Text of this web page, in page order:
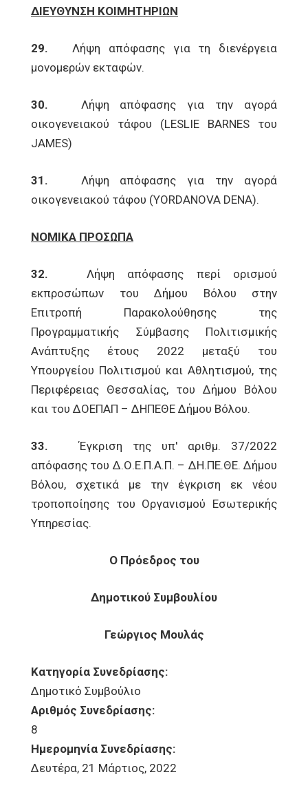
ΔΙΕΥΘΥΝΣΗ ΚΟΙΜΗΤΗΡΙΩΝ
29.
Λήψη απόφασης για τη διενέργεια
μονομερών εκταφών.
30. Λήψη απόφασης για την αγορά
οικογενειακού τάφου (LESLIE BARNES του
JAMES)
31. Λήψη απόφασης για την αγορά
οικογενειακού τάφου (YORDANOVA DENA).
ΝΟΜΙΚΑ ΠΡΟΣΩΠΑ
32.
Λήψη απόφασης περί ορισμού
εκπροσώπων του Δήμου Βόλου στην
Επιτροπή Παρακολούθησης της
Προγραμματικής Σύμβασης Πολιτισμικής
Ανάπτυξης έτους 2022 μεταξύ του
Υπουργείου Πολιτισμού και Αθλητισμού, της
Περιφέρειας Θεσσαλίας, του Δήμου Βόλου
και του ΔΟΕΠΑΠ – ΔΗΠΕΘΕ Δήμου Βόλου.
33.
Έγκριση της υπ' αριθμ. 37/2022
απόφασης του Δ.Ο.Ε.Π.Α.Π. – ΔΗ.ΠΕ.ΘΕ. Δήμου
Βόλου, σχετικά με την έγκριση εκ νέου
τροποποίησης του Οργανισμού Εσωτερικής
Υπηρεσίας.
Ο Πρόεδρος του
Δημοτικού Συμβουλίου
Γεώργιος Μουλάς
Κατηγορία Συνεδρίασης:
Δημοτικό Συμβούλιο
Αριθμός Συνεδρίασης:
8
Ημερομηνία Συνεδρίασης:
Δευτέρα, 21 Μάρτιος, 2022